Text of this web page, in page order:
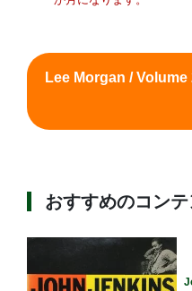
Lee Morgan / Volume
おすすめのコンテ